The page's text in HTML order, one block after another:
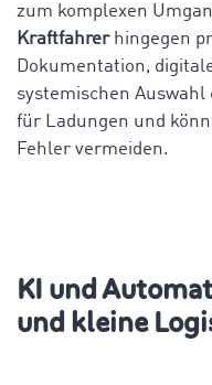
zum komplexen
Kraftfahrerhingegen
Dokumentation,
systemischen
für Ladungen und
Fehler vermeiden.
KI und
und kleine